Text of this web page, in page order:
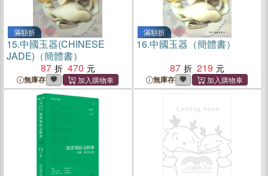
滿額折
15.中國玉器(CHINESE
JADE)（簡體書）
87
470
無庫存
滿額折
16.中國玉器（簡體書）
87
219
無庫存